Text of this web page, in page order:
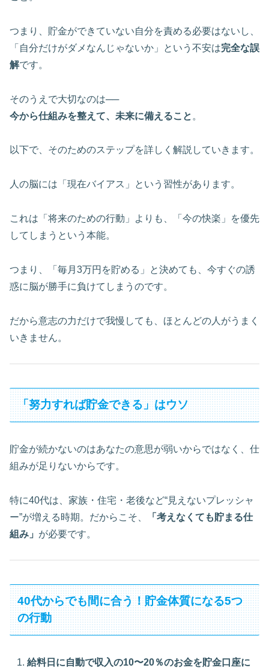
つまり、貯金ができていない自分を責める必要はないし、
「自分だけがダメなんじゃないか」という不安は完全な誤
解です。
そのうえで大切なのは──
今から仕組みを整えて、未来に備えること 。
以下で、そのためのステップを詳しく解説していきます。
人の脳には「現在バイアス」という習性があります。
これは「将来のための行動」よりも、「今の快楽」を優先
してしまうという本能。
つまり、「毎月3万円を貯める」と決めても、今すぐの誘
惑に脳が勝手に負けてしまうのです。
だから意志の力だけで我慢しても、ほとんどの人がうまく
いきません。
「努力すれば貯金できる」はウソ
貯金が続かないのはあなたの意思が弱いからではなく、仕
組みが足りないからです。
特に40代は、家族・住宅・老後など“見えないプレッシャ
ー”が増える時期。だからこそ、
「考えなくても貯まる仕
組み」 が必要です。
40代からでも間に合う！貯金体質になる5つ
の行動
給料日に自動で収入の10〜20％のお金を貯金口座に